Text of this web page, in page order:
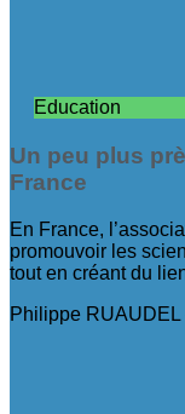
Education
Un peu plus
France
En France,
promouvoir les
tout en créant du
Philippe RUAUDEL